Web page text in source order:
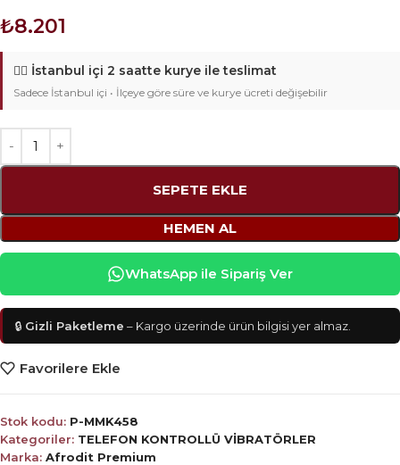
₺8.201
🚴‍♂️ İstanbul içi 2 saatte kurye ile teslimat
Sadece İstanbul içi • İlçeye göre süre ve kurye ücreti değişebilir
SEPETE EKLE
HEMEN AL
WhatsApp ile Sipariş Ver
🔒 Gizli Paketleme – Kargo üzerinde ürün bilgisi yer almaz.
Favorilere Ekle
Stok kodu: P-MMK458
Kategoriler: TELEFON KONTROLLÜ VİBRATÖRLER
Marka: Afrodit Premium